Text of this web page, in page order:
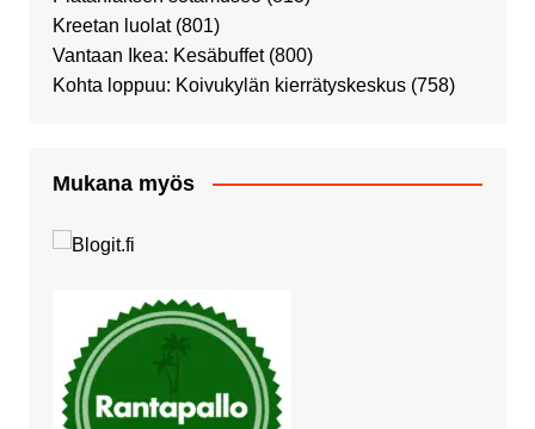
Kreetan luolat (801)
Vantaan Ikea: Kesäbuffet (800)
Kohta loppuu: Koivukylän kierrätyskeskus (758)
Mukana myös